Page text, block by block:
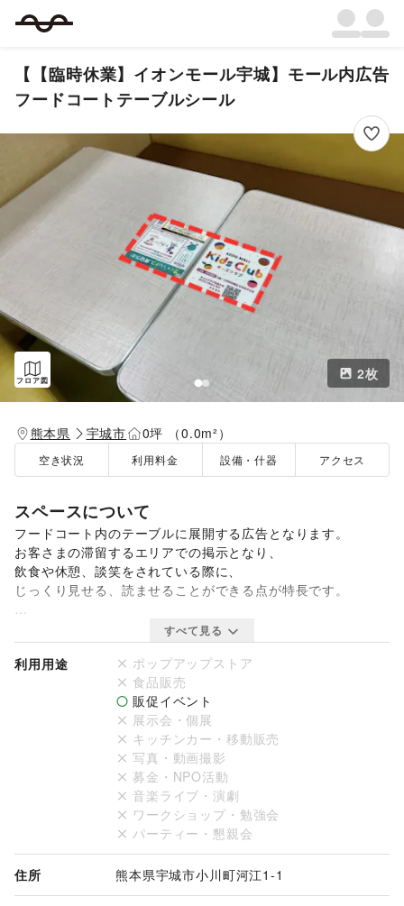
【【臨時休業】イオンモール宇城】モール内広告
フードコートテーブルシール
フロア図 2枚
熊本県 宇城市 0坪 （0.0m²）
空き状況 利用料金 設備・什器 アクセス
スペースについて
フードコート内のテーブルに展開する広告となります。
お客さまの滞留するエリアでの掲示となり、
飲食や休憩、談笑をされている際に、
じっくり見せる、読ませることができる点が特長です。
【掲出数】
最大100席分
【媒体参考サイズ】
※要 再剥離粘着シール
掲出料 全席 200,000円（税別）/2週間
すべて見る
利用用途
ポップアップストア
食品販売
販促イベント
展示会・個展
キッチンカー・移動販売
写真・動画撮影
募金・NPO活動
音楽ライブ・演劇
ワークショップ・勉強会
パーティー・懇親会
住所 熊本県宇城市小川町河江1-1